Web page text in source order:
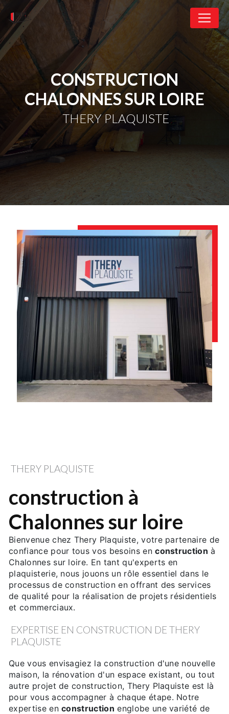
CONSTRUCTION
CHALONNES SUR LOIRE
THERY PLAQUISTE
THERY PLAQUISTE
construction à
Chalonnes sur loire
Bienvenue chez Thery Plaquiste, votre partenaire de
confiance pour tous vos besoins enconstruction à
Chalonnes sur loire. En tant qu'experts en
plaquisterie, nous jouons un rôle essentiel dans le
processus de construction en offrant des services
de qualité pour la réalisation de projets résidentiels
et commerciaux.
EXPERTISE EN CONSTRUCTION DE THERY
PLAQUISTE
Que vous envisagiez la construction d'une nouvelle
maison, la rénovation d'un espace existant, ou tout
autre projet de construction, Thery Plaquiste est là
pour vous accompagner à chaque étape. Notre
expertise enconstruction englobe une variété de
Panneau de gestion des cookies